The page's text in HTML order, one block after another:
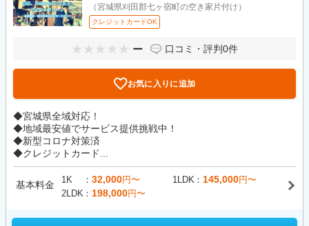
（宮城県刈田郡七ヶ宿町の空き家片付け）
クレジットカードOK
ー 口コミ・評判0件
お気に入りに追加
◆宮城県全域対応！
◆地域最安値でサービス提供挑戦中！
◆新型コロナ対策済
◆クレジットカード...
基本料金 1K 32,000円〜 1LDK 145,000円〜
2LDK
198,000円〜